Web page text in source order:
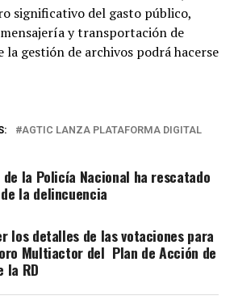
significativo del gasto público,
y transportación de
la gestión de archivos podrá hacerse
AGTIC LANZA PLATAFORMA DIGITAL
la Policía Nacional ha rescatado
la delincuencia
los detalles de las votaciones para
Multiactor del Plan de Acción de
la RD